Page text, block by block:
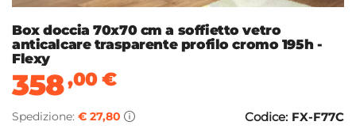
Box doccia 70x70 cm a soffietto vetro
anticalcare trasparente profilo cromo 195h -
Flexy
358,00€
Spedizione: € 27,80 Codice: FX-F77C